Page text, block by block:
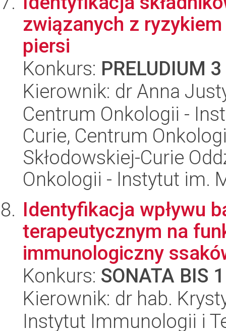
związanych z
piersi
Konkurs: PRELUDIUM 3
Kierownik: dr Anna
Centrum Onkologii -
Curie, Centrum
Skłodowskiej-Curie
Onkologii - Instytut im.
Identyfikacja wpływu
terapeutycznym na
immunologiczny
Konkurs: SONATA BIS 1
Kierownik: dr hab.
Instytut Immunologii i